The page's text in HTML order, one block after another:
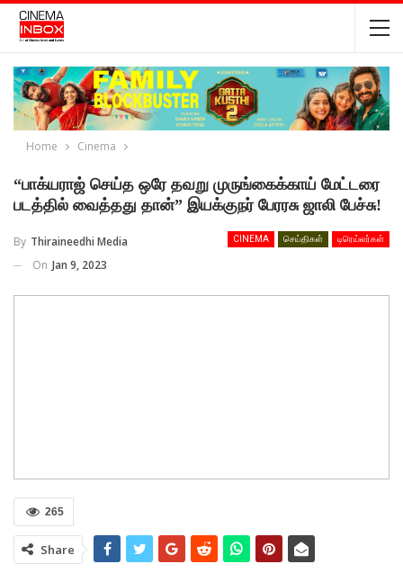
Home Cinema
“பாக்யராஜ் செய்த ஒரே தவறு முருங்கைக்காய் மேட்டரை
படத்தில் வைத்தது தான்” இயக்குநர் பேரரசு ஜாலி பேச்சு!
CINEMA செய்திகள் டிரெய்லர்கள்
By Thiraineedhi Media
On Jan 9, 2023
265
Share